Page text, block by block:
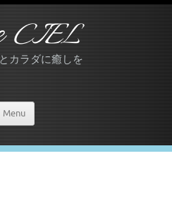
CIEL
カラダに癒しを
Menu